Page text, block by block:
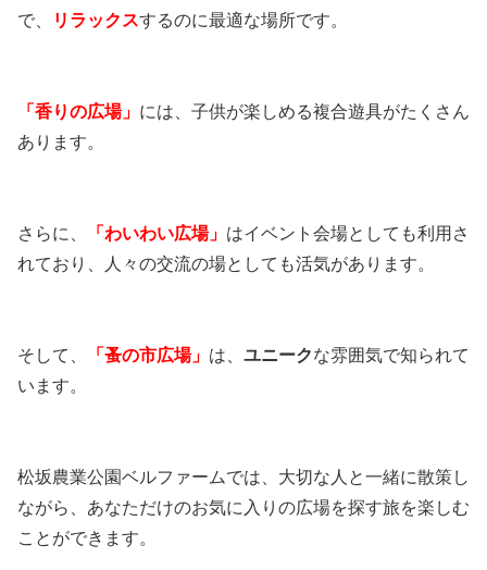
で、
リラックスするのに最適な場所です。
「香りの広場」 には、子供が楽しめる複合遊具がたくさん
あります。
さらに、 「わいわい広場」 はイベント会場としても利用さ
れており、人々の交流の場としても活気があります。
そして、 「蚤の市広場」 は、 ユニークな雰囲気で知られて
います。
松坂農業公園ベルファームでは、大切な人と一緒に散策し
ながら、あなただけのお気に入りの広場を探す旅を楽しむ
ことができます。